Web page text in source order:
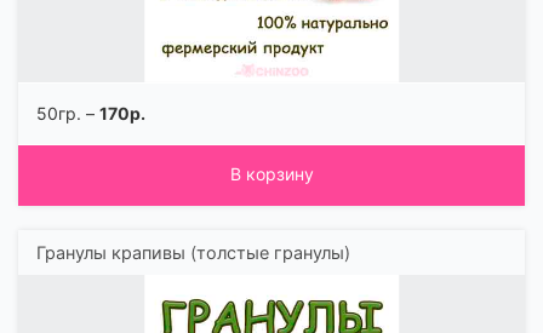
50гр. – 170р.
В корзину
Гранулы крапивы (толстые гранулы)